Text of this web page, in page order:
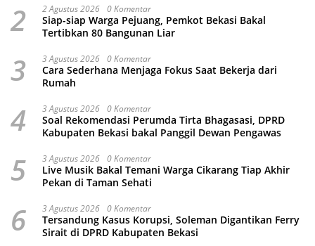
2 2 Agustus 2026 0 Komentar
Siap-siap Warga Pejuang, Pemkot Bekasi Bakal
Tertibkan 80 Bangunan Liar
3 3 Agustus 2026 0 Komentar
Cara Sederhana Menjaga Fokus Saat Bekerja dari
Rumah
4 3 Agustus 2026 0 Komentar
Soal Rekomendasi Perumda Tirta Bhagasasi, DPRD
Kabupaten Bekasi bakal Panggil Dewan Pengawas
5 3 Agustus 2026 0 Komentar
Live Musik Bakal Temani Warga Cikarang Tiap Akhir
Pekan di Taman Sehati
6 3 Agustus 2026 0 Komentar
Tersandung Kasus Korupsi, Soleman Digantikan Ferry
Sirait di DPRD Kabupaten Bekasi